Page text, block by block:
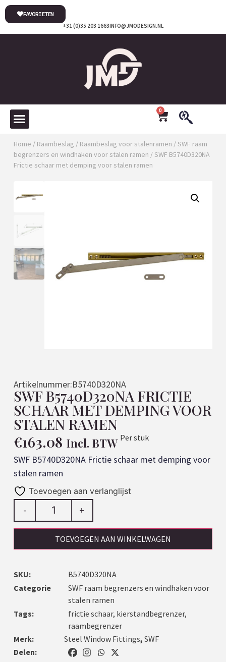
INFO@JMODESIGN.NL
+31 (0)35 203 1663
FAVORIETEN
0
Home / Raambeslag / Raambeslag voor stalenramen /SWF raam
begrenzers en windhaken voor stalen ramen / SWF B5740D320NA
Frictie schaar met demping voor stalen ramen
Artikelnummer:B5740D320NA
SWF B5740D320NA FRICTIE
SCHAAR MET DEMPING VOOR
STALEN RAMEN
€163.08 Incl. BTW Per stuk
SWF B5740D320NA Frictie schaar met demping voor
stalen ramen
Toevoegen aan verlanglijst
- +
TOEVOEGEN AAN WINKELWAGEN
SKU:
B5740D320NA
Categorie
SWF raam begrenzers en windhaken voor
stalen ramen
Tags:
frictie schaar, kierstandbegrenzer,
raambegrenzer
Merk:
Steel Window Fittings, SWF
Delen: